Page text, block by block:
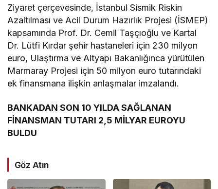
Ziyaret çerçevesinde, İstanbul Sismik Riskin
Azaltılması ve Acil Durum Hazırlık Projesi (İSMEP)
kapsamında Prof. Dr. Cemil Taşçıoğlu ve Kartal
Dr. Lütfi Kırdar şehir hastaneleri için 230 milyon
euro, Ulaştırma ve Altyapı Bakanlığınca yürütülen
Marmaray Projesi için 50 milyon euro tutarındaki
ek finansmana ilişkin anlaşmalar imzalandı.
BANKADAN SON 10 YILDA SAĞLANAN
FİNANSMAN TUTARI 2,5 MİLYAR EUROYU
BULDU
Göz Atın